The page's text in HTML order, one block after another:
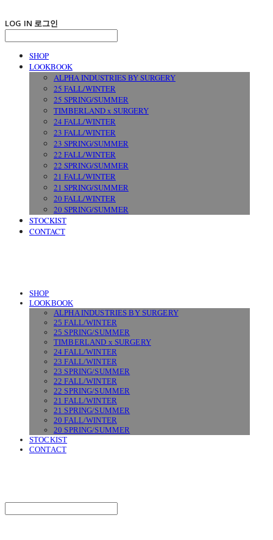
LOG IN 로그인
SHOP
LOOKBOOK
ALPHA INDUSTRIES BY SURGERY
25 FALL/WINTER
25 SPRING/SUMMER
TIMBERLAND x SURGERY
24 FALL/WINTER
23 FALL/WINTER
23 SPRING/SUMMER
22 FALL/WINTER
22 SPRING/SUMMER
21 FALL/WINTER
21 SPRING/SUMMER
20 FALL/WINTER
20 SPRING/SUMMER
STOCKIST
CONTACT
SHOP
LOOKBOOK
ALPHA INDUSTRIES BY SURGERY
25 FALL/WINTER
25 SPRING/SUMMER
TIMBERLAND x SURGERY
24 FALL/WINTER
23 FALL/WINTER
23 SPRING/SUMMER
22 FALL/WINTER
22 SPRING/SUMMER
21 FALL/WINTER
21 SPRING/SUMMER
20 FALL/WINTER
20 SPRING/SUMMER
STOCKIST
CONTACT